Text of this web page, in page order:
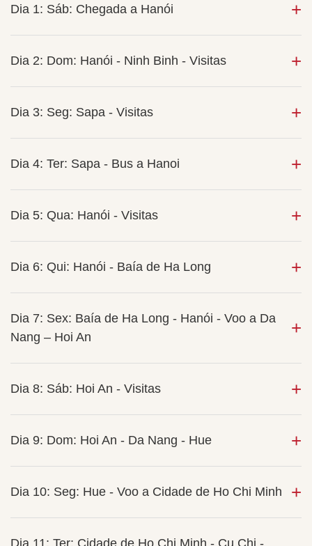
Dia 1: Sáb: Chegada a Hanói
Dia 2: Dom: Hanói - Ninh Binh - Visitas
Dia 3: Seg: Sapa - Visitas
Dia 4: Ter: Sapa - Bus a Hanoi
Dia 5: Qua: Hanói - Visitas
Dia 6: Qui: Hanói - Baía de Ha Long
Dia 7: Sex: Baía de Ha Long - Hanói - Voo a Da
Nang – Hoi An
Dia 8: Sáb: Hoi An - Visitas
Dia 9: Dom: Hoi An - Da Nang - Hue
Dia 10: Seg: Hue - Voo a Cidade de Ho Chi Minh
Dia 11: Ter: Cidade de Ho Chi Minh - Cu Chi -